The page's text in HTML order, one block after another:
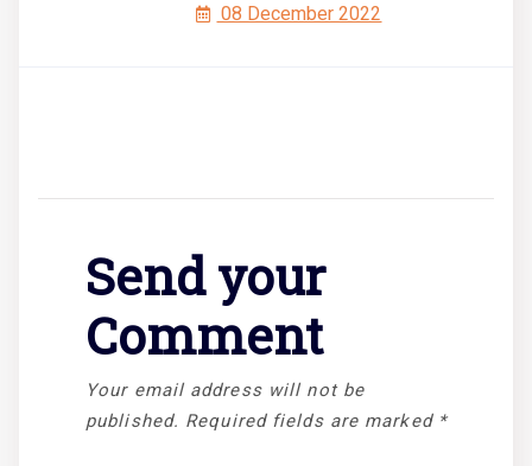
08 December 2022
Send your
Comment
Your email address will not be
published. Required fields are marked *